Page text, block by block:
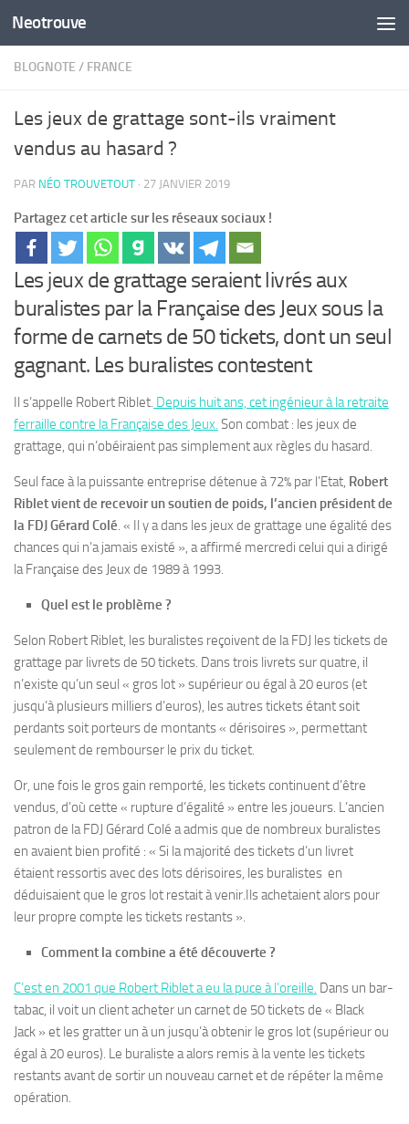
Skip to content
Neotrouve
BLOGNOTE / FRANCE
Les jeux de grattage sont-ils vraiment
vendus au hasard ?
PAR NÉO TROUVETOUT · 27 JANVIER 2019
Partagez cet article sur les réseaux sociaux !
Les jeux de grattage seraient livrés aux
buralistes par la Française des Jeux sous la
forme de carnets de 50 tickets, dont un seul
gagnant. Les buralistes contestent
Il s’appelle Robert Riblet. Depuis huit ans, cet ingénieur à la retraite
ferraille contre la Française des Jeux. Son combat : les jeux de
grattage, qui n’obéiraient pas simplement aux règles du hasard.
Seul face à la puissante entreprise détenue à 72% par l’Etat, Robert
Riblet vient de recevoir un soutien de poids, l’ancien président de
la FDJ Gérard Colé. « Il y a dans les jeux de grattage une égalité des
chances qui n’a jamais existé », a affirmé mercredi celui qui a dirigé
la Française des Jeux de 1989 à 1993.
Quel est le problème ?
Selon Robert Riblet, les buralistes reçoivent de la FDJ les tickets de
grattage par livrets de 50 tickets. Dans trois livrets sur quatre, il
n’existe qu’un seul « gros lot » supérieur ou égal à 20 euros (et
jusqu’à plusieurs milliers d’euros), les autres tickets étant soit
perdants soit porteurs de montants « dérisoires », permettant
seulement de rembourser le prix du ticket.
Or, une fois le gros gain remporté, les tickets continuent d’être
vendus, d’où cette « rupture d’égalité » entre les joueurs. L’ancien
patron de la FDJ Gérard Colé a admis que de nombreux buralistes
en avaient bien profité : « Si la majorité des tickets d’un livret
étaient ressortis avec des lots dérisoires, les buralistes en
déduisaient que le gros lot restait à venir.Ils achetaient alors pour
leur propre compte les tickets restants ».
Comment la combine a été découverte ?
C’est en 2001 que Robert Riblet a eu la puce à l’oreille. Dans un bar-
tabac, il voit un client acheter un carnet de 50 tickets de « Black
Jack » et les gratter un à un jusqu’à obtenir le gros lot (supérieur ou
égal à 20 euros). Le buraliste a alors remis à la vente les tickets
restants avant de sortir un nouveau carnet et de répéter la même
opération.